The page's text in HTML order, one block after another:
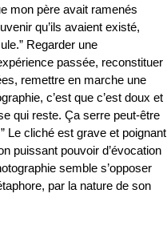
mon père avait ramenés
qu’ils avaient existé,
Regarder une
passée, reconstituer
remettre en marche une
c’est que c’est doux et
qui reste. Ça serre peut-être
Le cliché est grave et poignant
puissant pouvoir d’évocation
semble s’opposer
par la nature de son